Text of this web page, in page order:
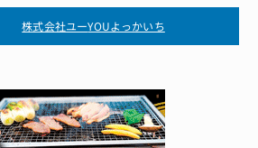
株式会社ユーYOUよっかいち